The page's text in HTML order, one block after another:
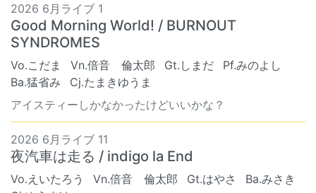
2026 6月ライブ 1
Good Morning World! / BURNOUT
SYNDROMES
Vo.こだま Vn.倍音 倫太郎 Gt.しまだ
Pf.みのよし
Ba.猛省み
Cj.たまきゆうま
アイスティーしかなかったけどいいかな？
2026 6月ライブ 11
夜汽車は走る / indigo la End
Vo.えいたろう Vn.倍音 倫太郎 Gt.はやさ
Ba.みさき